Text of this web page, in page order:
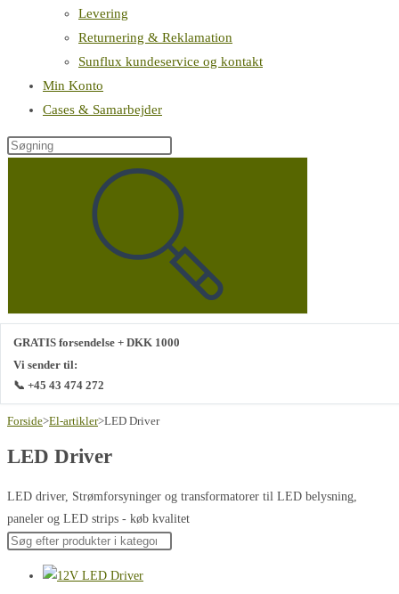
Levering
Returnering & Reklamation
Sunflux kundeservice og kontakt
Min Konto
Cases & Samarbejder
Søg
GRATIS forsendelse + DKK 1000
Vi sender til:
📞 +45 43 474 272
Forside>El-artikler>LED Driver
LED Driver
LED driver, Strømforsyninger og transformatorer til LED belysning,
paneler og LED strips - køb kvalitet